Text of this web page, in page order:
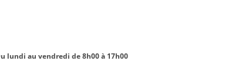
au vendredi de 8h00 à 17h00